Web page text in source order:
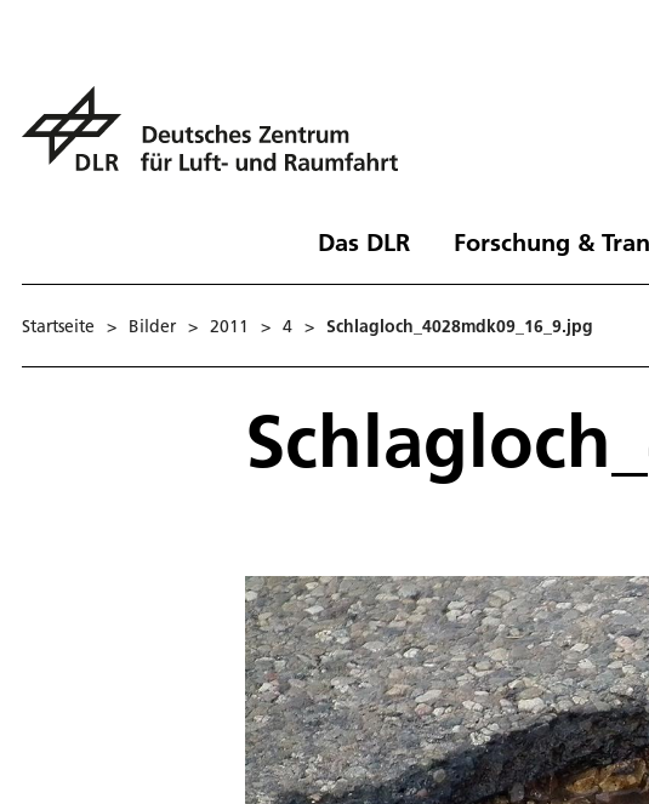
Das DLR Forschung &
Startseite > Bilder > 2011 > 4 > Schlagloch_4028mdk09_16_9.jpg